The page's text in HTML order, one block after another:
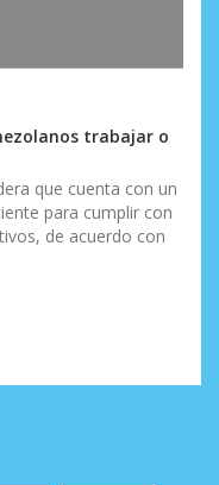
trabajar o
que cuenta con un
para cumplir con
de acuerdo con